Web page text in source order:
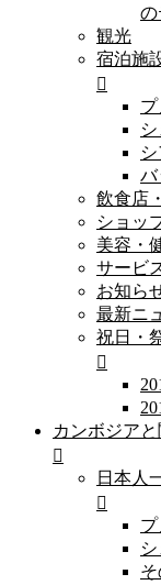
の
観光
宿泊施
飲食店
ショッ
美容・
サービ
お知ら
最新ニ
祝日・
カンボジア
日本人